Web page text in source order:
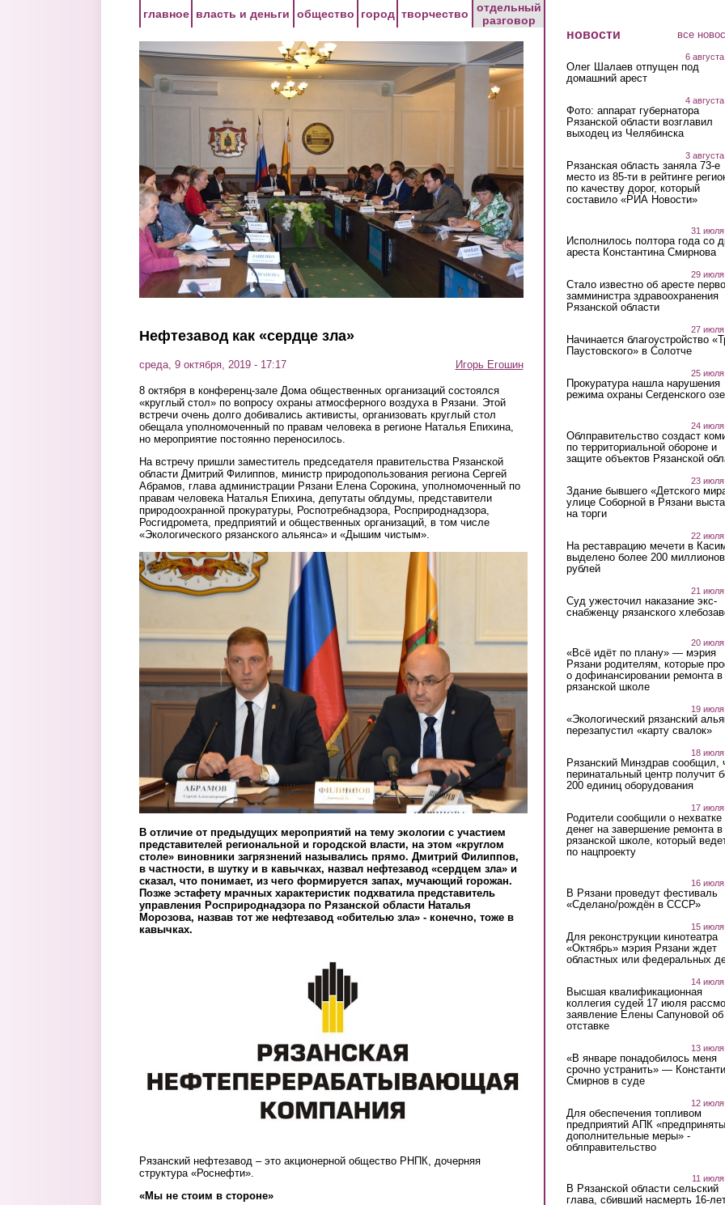
главное власть и деньги общество город творчество
отдельный
разговор
Нефтезавод как «сердце зла»
среда, 9 октября, 2019 - 17:17 Игорь Егошин
8 октября в конференц-зале Дома общественных организаций состоялся
«круглый стол» по вопросу охраны атмосферного воздуха в Рязани. Этой
встречи очень долго добивались активисты, организовать круглый стол
обещала уполномоченный по правам человека в регионе Наталья Епихина,
но мероприятие постоянно переносилось.
На встречу пришли заместитель председателя правительства Рязанской
области Дмитрий Филиппов, министр природопользования региона Сергей
Абрамов, глава администрации Рязани Елена Сорокина, уполномоченный по
правам человека Наталья Епихина, депутаты облдумы, представители
природоохранной прокуратуры, Роспотребнадзора, Росприроднадзора,
Росгидромета, предприятий и общественных организаций, в том числе
«Экологического рязанского альянса» и «Дышим чистым».
119_vyezdo2.png
В отличие от предыдущих мероприятий на тему экологии с участием
представителей региональной и городской власти, на этом «круглом
столе» виновники загрязнений назывались прямо. Дмитрий Филиппов,
в частности, в шутку и в кавычках, назвал нефтезавод «сердцем зла» и
сказал, что понимает, из чего формируется запах, мучающий горожан.
Позже эстафету мрачных характеристик подхватила представитель
управления Росприроднадзора по Рязанской области Наталья
Морозова, назвав тот же нефтезавод «обителью зла» - конечно, тоже в
кавычках.
Рязанский нефтезавод – это акционерной общество РНПК, дочерняя
структура «Роснефти».
«Мы не стоим в стороне»
новости все
6
Олег Шалаев отпущен под
домашний арест
4
Фото: аппарат губернатора
Рязанской области возглавил
выходец из Челябинска
3
Рязанская область заняла 73-е
место из 85-ти в рейтинге
по качеству дорог, который
составило «РИА Новости»
31
Исполнилось полтора года со
ареста Константина Смирнова
29
Стало известно об аресте
замминистра здравоохранения
Рязанской области
27
Начинается благоустройство
Паустовского» в Солотче
25
Прокуратура нашла нарушения
режима охраны Сегденского
24
Облправительство создаст
по территориальной обороне и
защите объектов Рязанской
23 июля
Здание бывшего «Детского
улице Соборной в Рязани
на торги
22
На реставрацию мечети в
выделено более 200 миллионов
рублей
21
Суд ужесточил наказание экс-
снабженцу рязанского
20
«Всё идёт по плану» — мэрия
Рязани родителям, которые
о дофинансировании ремонта в
рязанской школе
19
«Экологический рязанский
перезапустил «карту свалок»
18
Рязанский Минздрав сообщил,
перинатальный центр получит
200 единиц оборудования
17
Родители сообщили о нехватке
денег на завершение ремонта в
рязанской школе, который
по нацпроекту
16
В Рязани проведут фестиваль
«Сделано/рождён в СССР»
15
Для реконструкции кинотеатра
«Октябрь» мэрия Рязани ждет
областных или федеральных
14
Высшая квалификационная
коллегия судей 17 июля
заявление Елены Сапуновой об
отставке
13
«В январе понадобилось меня
срочно устранить» —
Смирнов в суде
12
Для обеспечения топливом
предприятий АПК «предприняты
дополнительные меры» -
облправительство
11
В Рязанской области сельский
глава, сбивший насмерть 16-